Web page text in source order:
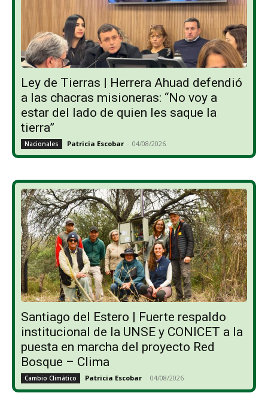
Ley de Tierras | Herrera Ahuad defendió
a las chacras misioneras: “No voy a
estar del lado de quien les saque la
tierra”
Nacionales Patricia Escobar - 04/08/2026
Santiago del Estero | Fuerte respaldo
institucional de la UNSE y CONICET a la
puesta en marcha del proyecto Red
Bosque – Clima
Cambio Climático Patricia Escobar - 04/08/2026